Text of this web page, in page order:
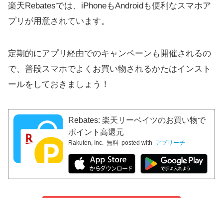
楽天Rebatesでは、iPhoneもAndroidも便利なスマホア
プリが用意されています。
定期的にアプリ経由でのキャンペーンも開催されるの
で、普段スマホでよくお買い物されるかたはインスト
ールをしておきましょう！
Rebates: 楽天リーベイツのお買い物で
ポイント高還元
Rakuten, Inc. 無料 posted with アプリーチ